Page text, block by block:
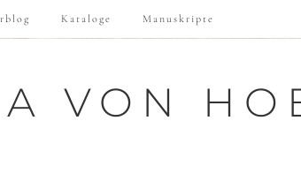
Kataloge Manuskripte
VON